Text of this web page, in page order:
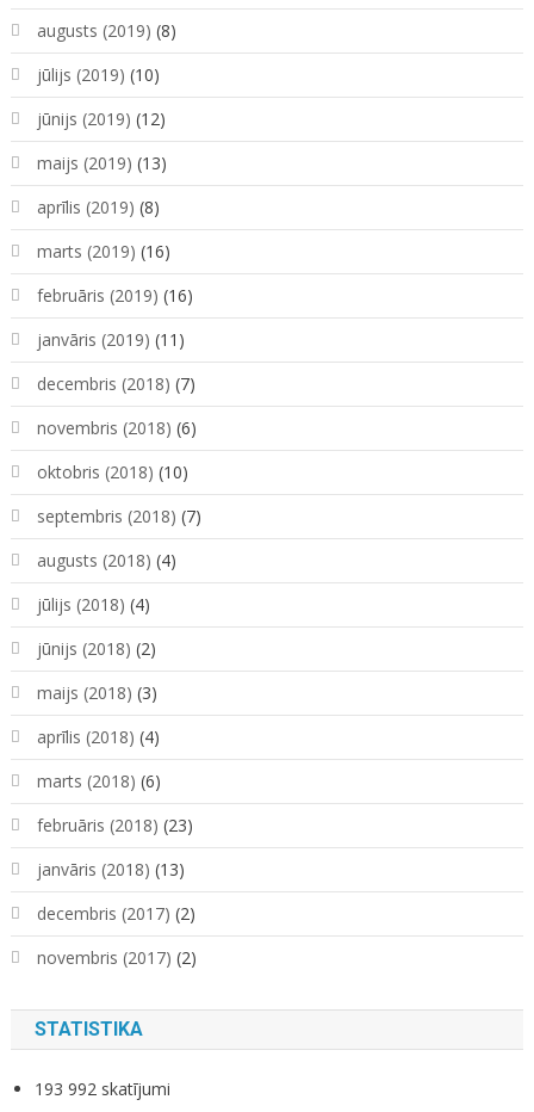
augusts (2019) (8)
jūlijs (2019) (10)
jūnijs (2019) (12)
maijs (2019) (13)
aprīlis (2019) (8)
marts (2019) (16)
februāris (2019) (16)
janvāris (2019) (11)
decembris (2018) (7)
novembris (2018) (6)
oktobris (2018) (10)
septembris (2018) (7)
augusts (2018) (4)
jūlijs (2018) (4)
jūnijs (2018) (2)
maijs (2018) (3)
aprīlis (2018) (4)
marts (2018) (6)
februāris (2018) (23)
janvāris (2018) (13)
decembris (2017) (2)
novembris (2017) (2)
STATISTIKA
193 992 skatījumi